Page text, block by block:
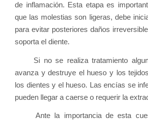
de inflamación. Esta etapa es
que las molestias son ligeras, debe
para evitar posteriores daños
soporta el diente.
Si no se realiza tratamiento
avanza y destruye el hueso y los
los dientes y el hueso. Las encías se
pueden llegar a caerse o requerir la
Ante la importancia de esta